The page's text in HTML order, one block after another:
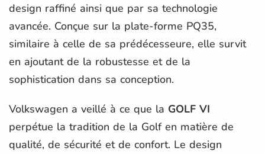
design raffiné ainsi que par sa technologie
avancée. Conçue sur la plate-forme PQ35,
similaire à celle de sa prédécesseure, elle survit
en ajoutant de la robustesse et de la
sophistication dans sa conception.
Volkswagen a veillé à ce que la GOLF VI
perpétue la tradition de la Golf en matière de
qualité, de sécurité et de confort. Le design